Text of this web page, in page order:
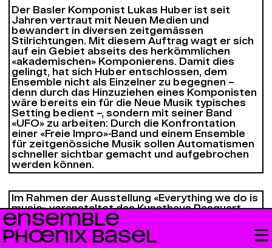
ENSEMBLE
PHŒNIX BASEL
Der Basler Komponist Lukas Huber ist seit
Jahren vertraut mit Neuen Medien und
bewandert in diversen zeitgemässen
Stilrichtungen. Mit diesem Auftrag wagt er sich
auf ein Gebiet abseits des herkömmlichen
«akademischen» Komponierens. Damit dies
gelingt, hat sich Huber entschlossen, dem
Ensemble nicht als Einzelner zu begegnen –
denn durch das Hinzuziehen eines Komponisten
wäre bereits ein für die Neue Musik typisches
Setting bedient –, sondern mit seiner Band
«UFO» zu arbeiten: Durch die Konfrontation
einer «Freie Impro»-Band und einem Ensemble
für zeitgenössiche Musik sollen Automatismen
schneller sichtbar gemacht und aufgebrochen
werden können.
Im Rahmen der Ausstellung «Everything we do is
music» veranstaltet das Kunsthaus Pasquart
zwei Konzerte mit dem EPhB, die den Einfluss
klassischer Indischer Musik auf die
mitteleuropäische und amerikanische